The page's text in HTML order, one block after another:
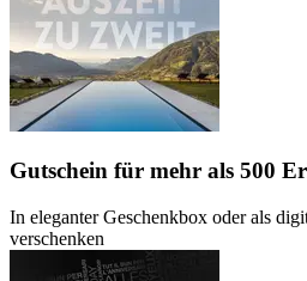
Gutschein für mehr als 500
In eleganter Geschenkbox oder als
verschenken